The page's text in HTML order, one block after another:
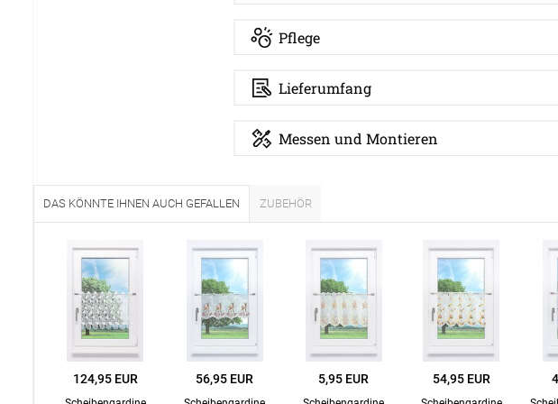
Pflege
Lieferumfang
Messen und Montieren
DAS KÖNNTE IHNEN AUCH GEFALLEN ZUBEHÖR
124,95 EUR 56,95 EUR 5,95 EUR 54,95 EUR